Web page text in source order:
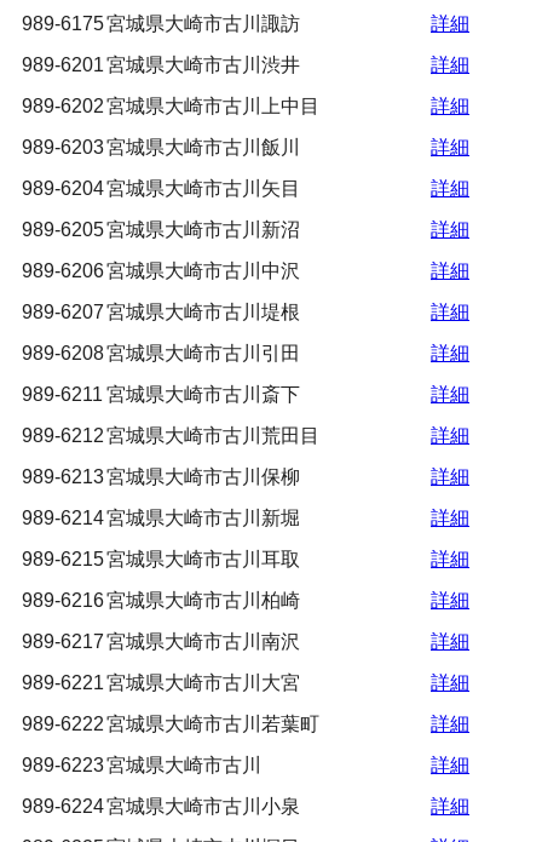
989-6175宮城県大崎市古川諏訪
詳細
989-6201宮城県大崎市古川渋井
詳細
989-6202宮城県大崎市古川上中目
詳細
989-6203宮城県大崎市古川飯川
詳細
989-6204宮城県大崎市古川矢目
詳細
989-6205宮城県大崎市古川新沼
詳細
989-6206宮城県大崎市古川中沢
詳細
989-6207宮城県大崎市古川堤根
詳細
989-6208宮城県大崎市古川引田
詳細
989-6211 宮城県大崎市古川斎下
詳細
989-6212宮城県大崎市古川荒田目
詳細
989-6213宮城県大崎市古川保柳
詳細
989-6214宮城県大崎市古川新堀
詳細
989-6215宮城県大崎市古川耳取
詳細
989-6216宮城県大崎市古川柏崎
詳細
989-6217宮城県大崎市古川南沢
詳細
989-6221宮城県大崎市古川大宮
詳細
989-6222宮城県大崎市古川若葉町
詳細
989-6223宮城県大崎市古川
詳細
989-6224宮城県大崎市古川小泉
詳細